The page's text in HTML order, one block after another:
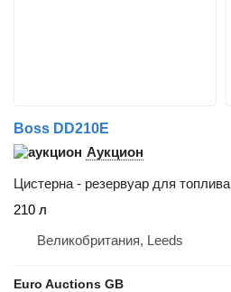
Boss DD210E
Аукцион
Цистерна - резервуар для топлива
210 л
Великобритания, Leeds
Euro Auctions GB